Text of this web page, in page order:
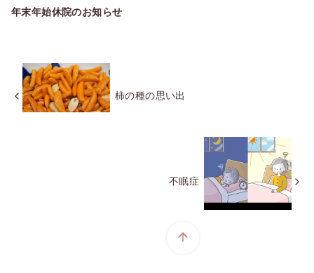
年末年始休院のお知らせ
柿の種の思い出
不眠症